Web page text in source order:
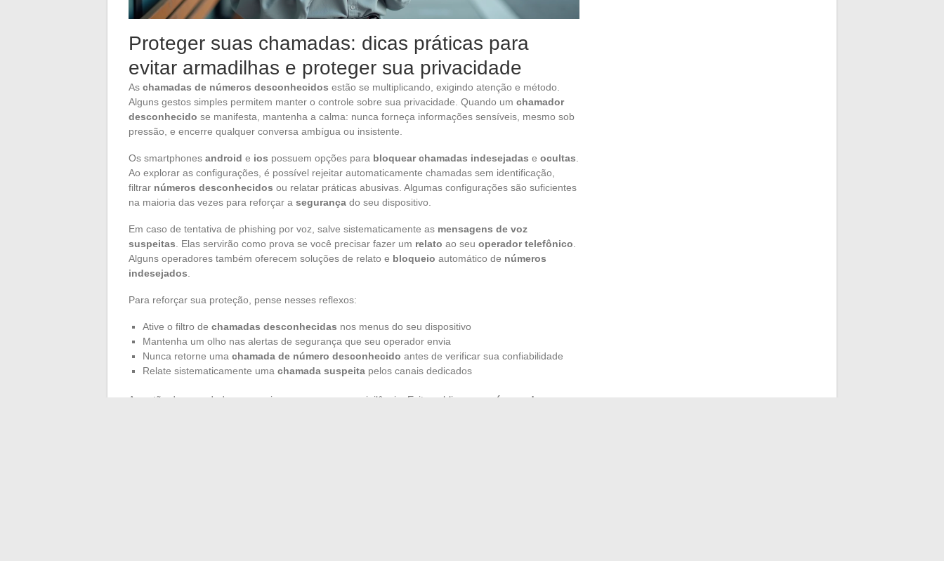
Proteger suas chamadas: dicas práticas para
evitar armadilhas e proteger sua privacidade
As chamadas de números desconhecidos estão se multiplicando, exigindo atenção e método.
Alguns gestos simples permitem manter o controle sobre sua privacidade. Quando um chamador
desconhecido se manifesta, mantenha a calma: nunca forneça informações sensíveis, mesmo sob
pressão, e encerre qualquer conversa ambígua ou insistente.
Os smartphones android e ios possuem opções para bloquear chamadas indesejadas e ocultas
Ao explorar as configurações, é possível rejeitar automaticamente chamadas sem identificação,
filtrar números desconhecidos ou relatar práticas abusivas. Algumas configurações são suficientes
na maioria das vezes para reforçar a segurança do seu dispositivo.
Em caso de tentativa de phishing por voz, salve sistematicamente as mensagens de voz
suspeitas . Elas servirão como prova se você precisar fazer um relato ao seu operador telefônico
Alguns operadores também oferecem soluções de relato e bloqueio automático de números
indesejados
Para reforçar sua proteção, pense nesses reflexos:
Ative o filtro de chamadas desconhecidas nos menus do seu dispositivo
Mantenha um olho nas alertas de segurança que seu operador envia
Nunca retorne uma chamada de número desconhecido antes de verificar sua confiabilidade
Relate sistematicamente uma chamada suspeita pelos canais dedicados
A gestão de seus dados pessoais merece a mesma vigilância. Evite publicar seu
número de